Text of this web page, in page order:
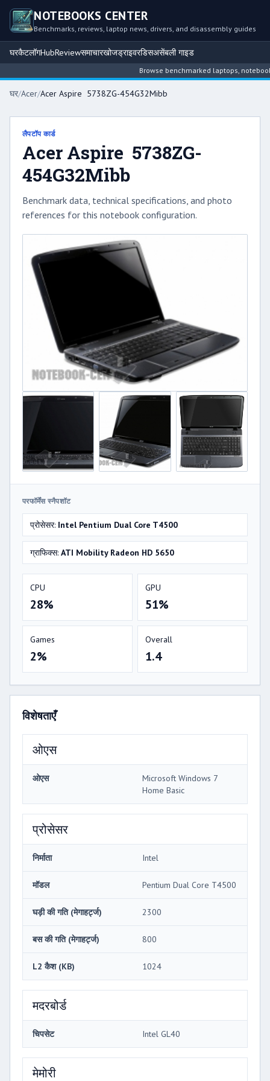
NOTEBOOKS CENTER
Benchmarks, reviews, laptop news, drivers, and disassembly guides
घरकैटलॉगHubReviewसमाचारखोजड्राइवरडिसअसेंबली गाइड
Browse benchmarked laptops,
घर/Acer/Acer Aspire 5738ZG-454G32Mibb
लैपटॉप कार्ड
Acer Aspire 5738ZG-
454G32Mibb
Benchmark data, technical specifications, and photo
references for this notebook configuration.
परफॉर्मेंस स्नैपशॉट
प्रोसेसर: Intel Pentium Dual Core T4500
ग्राफिक्स: ATI Mobility Radeon HD 5650
CPU
28%
GPU
51%
Games
2%
Overall
1.4
विशेषताएँ
ओएस
ओएस
Microsoft Windows 7
Home Basic
प्रोसेसर
निर्माता Intel
मॉडल Pentium Dual Core T4500
घड़ी की गति (मेगाहर्ट्ज) 2300
बस की गति (मेगाहर्ट्ज) 800
L2 कैश (KB) 1024
मदरबोर्ड
चिपसेट Intel GL40
मेमोरी